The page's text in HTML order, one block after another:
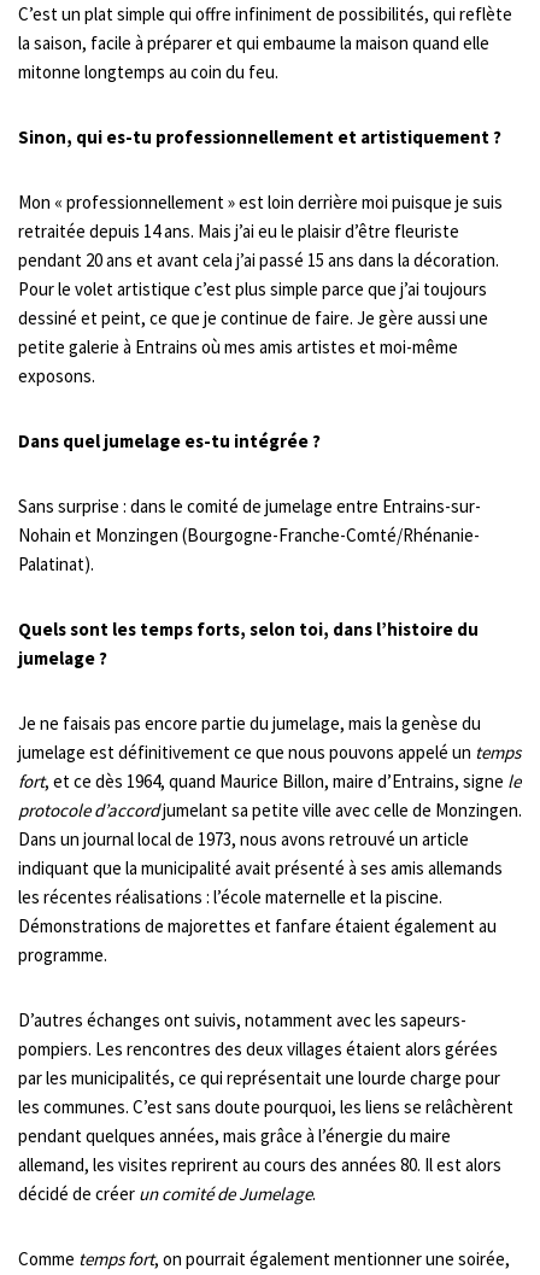
C’est un plat simple qui offre infiniment de possibilités, qui reflète
la saison, facile à préparer et qui embaume la maison quand elle
mitonne longtemps au coin du feu.
Sinon, qui es-tu professionnellement et artistiquement ?
Mon « professionnellement » est loin derrière moi puisque je suis
retraitée depuis 14 ans. Mais j’ai eu le plaisir d’être fleuriste
pendant 20 ans et avant cela j’ai passé 15 ans dans la décoration.
Pour le volet artistique c’est plus simple parce que j’ai toujours
dessiné et peint, ce que je continue de faire. Je gère aussi une
petite galerie à Entrains où mes amis artistes et moi-même
exposons.
Dans quel jumelage es-tu intégrée ?
Sans surprise : dans le comité de jumelage entre Entrains-sur-
Nohain et Monzingen (Bourgogne-Franche-Comté/Rhénanie-
Palatinat).
Quels sont les temps forts, selon toi, dans l’histoire du
jumelage ?
Je ne faisais pas encore partie du jumelage, mais la genèse du
jumelage est définitivement ce que nous pouvons appelé un temps
fort, et ce dès 1964, quand Maurice Billon, maire d’Entrains, signe le
protocole d’accordjumelant sa petite ville avec celle de Monzingen.
Dans un journal local de 1973, nous avons retrouvé un article
indiquant que la municipalité avait présenté à ses amis allemands
les récentes réalisations : l’école maternelle et la piscine.
Démonstrations de majorettes et fanfare étaient également au
programme.
D’autres échanges ont suivis, notamment avec les sapeurs-
pompiers. Les rencontres des deux villages étaient alors gérées
par les municipalités, ce qui représentait une lourde charge pour
les communes. C’est sans doute pourquoi, les liens se relâchèrent
pendant quelques années, mais grâce à l’énergie du maire
allemand, les visites reprirent au cours des années 80. Il est alors
décidé de créer un comité de Jumelage.
Comme temps fort, on pourrait également mentionner une soirée,